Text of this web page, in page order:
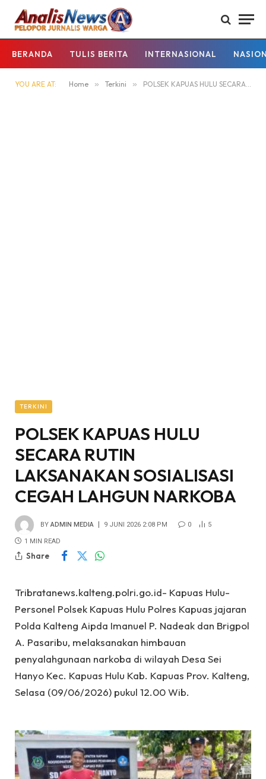
BERANDA TULIS BERITA INTERNASIONAL
YOU ARE AT: Home » Terkini » POLSEK KAPUAS HULU SECARA RUTIN LAKSANAKAN SOSIALISASI CEGAH LAHGUN NARKOBA
TERKINI
POLSEK KAPUAS HULU
SECARA RUTIN
LAKSANAKAN SOSIALISASI
CEGAH LAHGUN NARKOBA
BY ADMIN MEDIA 9 JUNI 2026 2:08 PM 0 5
1 MIN READ
Share
Tribratanews.kalteng.polri.go.id- Kapuas Hulu-
Personel Polsek Kapuas Hulu Polres Kapuas jajaran
Polda Kalteng Aipda Imanuel P. Nadeak dan Brigpol
A. Pasaribu, melaksanakan himbauan
penyalahgunaan narkoba di wilayah Desa Sei
Hanyo Kec. Kapuas Hulu Kab. Kapuas Prov. Kalteng,
Selasa (09/06/2026) pukul 12.00 Wib.